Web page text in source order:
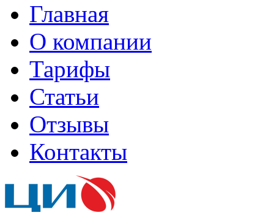
Главная
О компании
Тарифы
Статьи
Отзывы
Контакты